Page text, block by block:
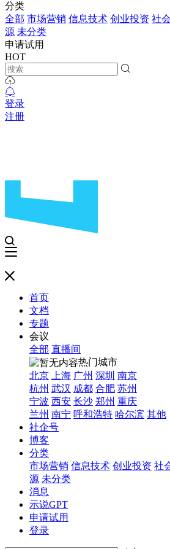
分类
全部 市场营销 信息技术 创业投资 社
源 未分类
申请试用
HOT
登录
注册
首页
文档
专题
会议
全部 直播间
热门城市
北京
上海 广州 深圳 南京
杭州 武汉 成都 合肥 苏州
宁波 西安 长沙 郑州 重庆
兰州 南宁 呼和浩特 哈尔滨 其他
社企号
博客
分类
市场营销 信息技术 创业投资 社
源 未分类
消息
示说GPT
申请试用
登录